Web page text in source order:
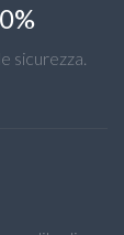
sicurezza.